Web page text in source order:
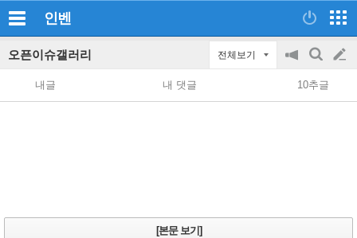
인벤
오픈이슈갤러리 전체보기
공
지
on/off
검
색
글
쓰
내글 내 댓글 10추글
[본문 보기]